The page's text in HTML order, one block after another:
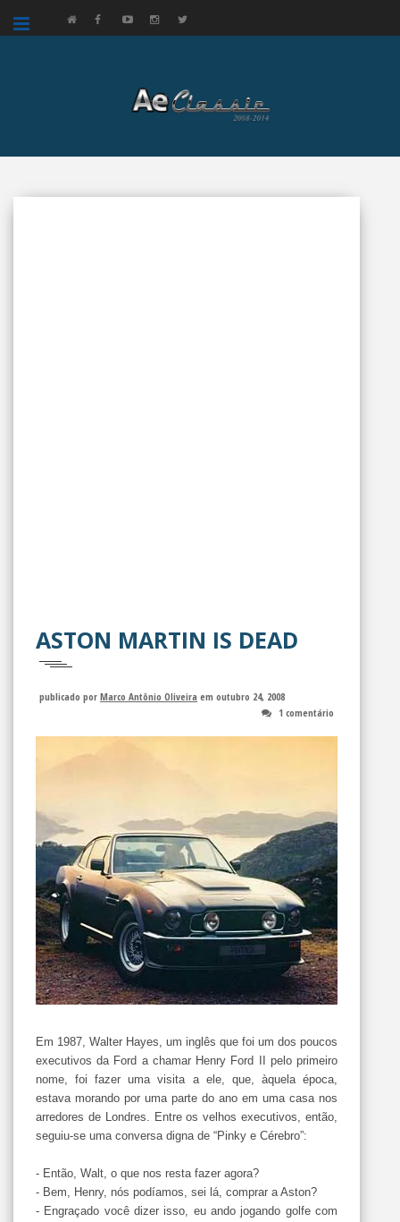
ASTON MARTIN IS DEAD
publicado por Marco Antônio Oliveira em outubro 24, 2008
1 comentário
Em 1987, Walter Hayes, um inglês que foi um dos poucos
executivos da Ford a chamar Henry Ford II pelo primeiro
nome, foi fazer uma visita a ele, que, àquela época,
estava morando por uma parte do ano em uma casa nos
arredores de Londres. Entre os velhos executivos, então,
seguiu-se uma conversa digna de “Pinky e Cérebro”:
- Então, Walt, o que nos resta fazer agora?
- Bem, Henry, nós podíamos, sei lá, comprar a Aston?
- Engraçado você dizer isso, eu ando jogando golfe com